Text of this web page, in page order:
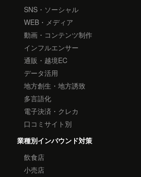
SNS・ソーシャル
WEB・メディア
動画・コンテンツ制作
インフルエンサー
通販・越境EC
データ活用
地方創生・地方誘致
多言語化
電子決済・クレカ
口コミサイト別
業種別インバウンド対策
飲食店
小売店